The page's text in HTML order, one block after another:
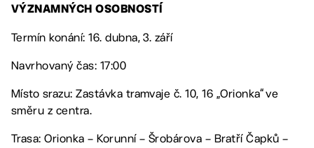
VÝZNAMNÝCH OSOBNOSTÍ
Termín konání: 16. dubna, 3. září
Navrhovaný čas: 17:00
Místo srazu: Zastávka tramvaje č. 10, 16 „Orionka“ ve
směru z centra.
Trasa: Orionka – Korunní – Šrobárova – Bratří Čapků –